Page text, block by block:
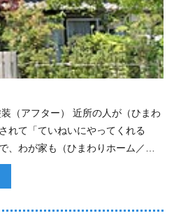
れて「ていねいにやってくれる
、わが家も（ひまわりホーム／川
い職･･･